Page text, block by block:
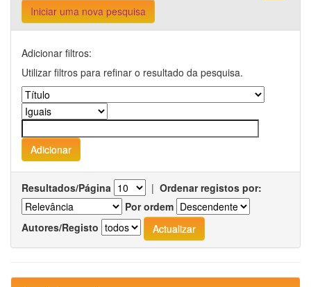
Iniciar uma nova pesquisa
Adicionar filtros:
Utilizar filtros para refinar o resultado da pesquisa.
Resultados/Página | Ordenar registos por:
Por ordem
Autores/Registo